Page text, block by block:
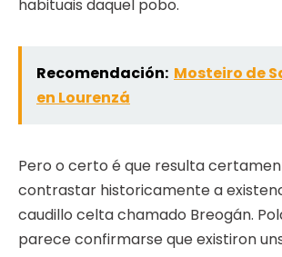
habituais daquel pobo.
Recomendación: Mosteiro de
en Lourenzá
Pero o certo é que resulta
contrastar historicamente a
caudillo celta chamado Breogán.
parece confirmarse que existiron